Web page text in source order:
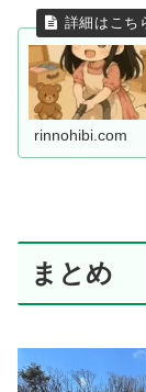
rinnohibi.com
まとめ